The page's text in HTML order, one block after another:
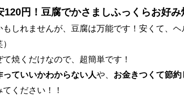
120円！豆腐でかさましふっくらお好み
もしれませんが、豆腐は万能です！安くて、
焼くだけなので、超簡単です！
ていいかわからない人や、 お金きつくて節
ください！！